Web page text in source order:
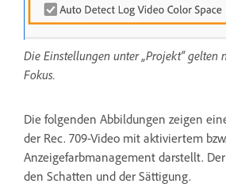
Die Einstellungen unter „Projekt“
Fokus.
Die folgenden Abbildungen zeigen
der Rec. 709-Video mit aktiviertem
Anzeigefarbmanagement darstellt.
den Schatten und der Sättigung.